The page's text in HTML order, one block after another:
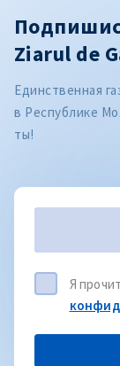
Ziarul de
Единственная
в Республике
ты!
Я